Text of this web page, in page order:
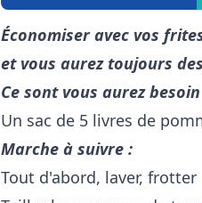
Économiser avec vos
et vous aurez toujours
Ce sont vous aurez besoin
Un sac de 5 livres de
Marche à suivre :
Tout d'abord, laver,